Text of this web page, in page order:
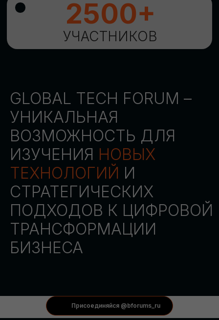
Присоединяйся @bforums_ru
ОСТАВИТЬ
ЗАЯВКУ
АККРЕДИТАЦИЯ
СМИ
СКАЧАТЬ ПРОГРАММУ
СТАТЬ СПИКЕРОМ
Оставьте заявку, наши менеджеры
СТАТЬ УЧАСТНИКОМ
ГЛОБАЛЬНАЯ